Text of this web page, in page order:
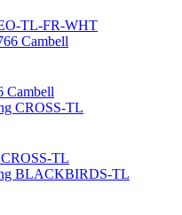
TL-FR-WHT
Cambell
TL